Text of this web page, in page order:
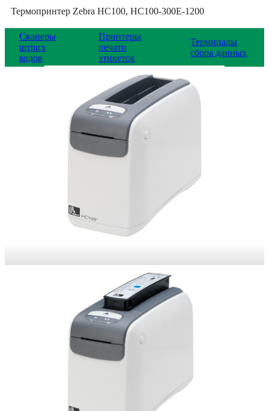
Термопринтер Zebra HC100, HC100-300E-1200
Сканеры
штрих
кодов
Принтеры
печати
этикеток
Терминалы
сбора данных